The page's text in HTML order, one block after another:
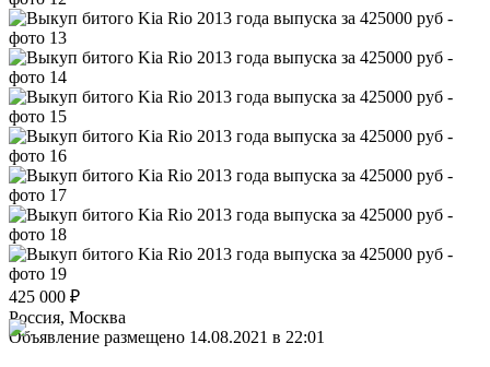
425 000 ₽
Россия, Москва
Объявление размещено 14.08.2021 в 22:01